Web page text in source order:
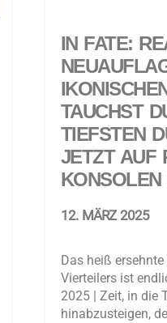
IN FATE:
TAUCHST
TIEFSTEN
JETZT AUF
KONSOLEN
12. MÄRZ 2025
Das heiß
Vierteilers ist
2025 | Zeit, in die
hinabzusteigen,